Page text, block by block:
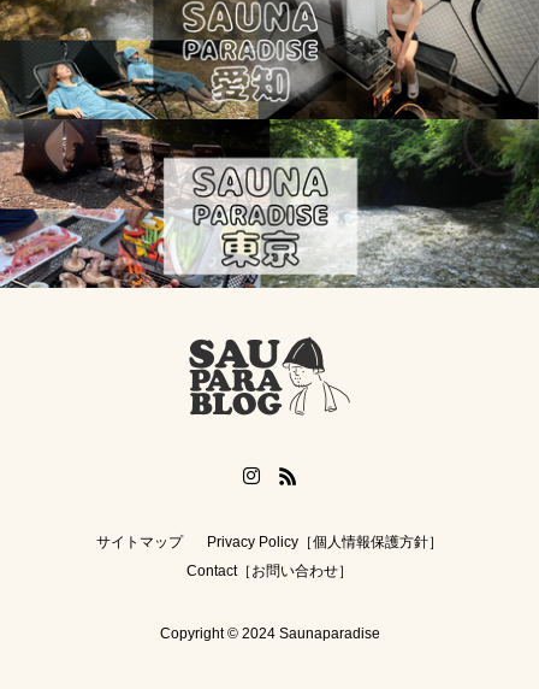
サウナグルメ コテージ 川 東京サ活
テントサウナ関東 ニコニコ超会議2024
広瀬すず熱愛 サウナスイーツ
貸切コテージ 湯島ちょこ
広瀬すず 山崎賢人 神奈川 ダイエット
家族 健全な男女混浴 BBQ
神奈川サウナ
グランピング
週末サ活 テントサウナ注意事項 サ飯
サイトマップ
Privacy Policy［個人情報保護方針］
Contact［お問い合わせ］
Copyright © 2024 Saunaparadise